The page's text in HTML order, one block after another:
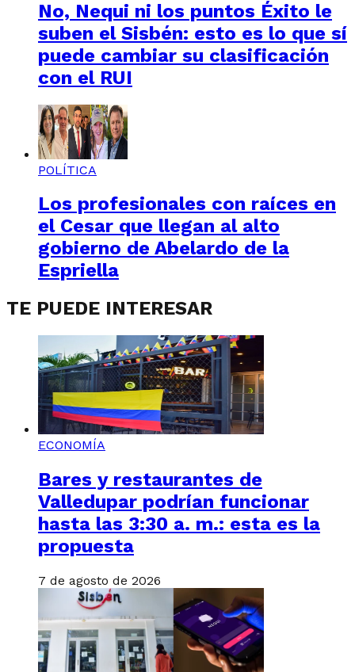
No, Nequi ni los puntos Éxito le
suben el Sisbén: esto es lo que sí
puede cambiar su clasificación
con el RUI
POLÍTICA
Los profesionales con raíces en
el Cesar que llegan al alto
gobierno de Abelardo de la
Espriella
TE PUEDE INTERESAR
ECONOMÍA
Bares y restaurantes de
Valledupar podrían funcionar
hasta las 3:30 a. m.: esta es la
propuesta
7 de agosto de 2026